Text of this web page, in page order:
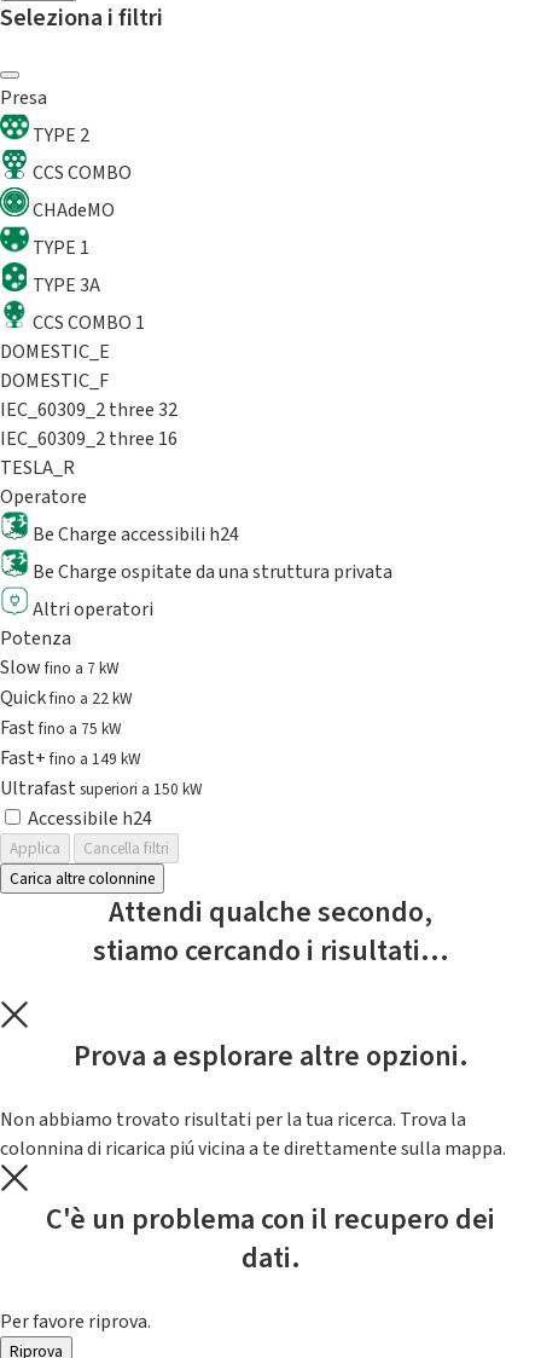
Seleziona i filtri
Presa
TYPE 2
CCS COMBO
CHAdeMO
TYPE 1
TYPE 3A
CCS COMBO 1
DOMESTIC_E
DOMESTIC_F
IEC_60309_2 three 32
IEC_60309_2 three 16
TESLA_R
Operatore
Be Charge accessibili h24
Be Charge ospitate da una struttura privata
Altri operatori
Potenza
Slowfino a 7 kW
Quickfino a 22 kW
Fastfino a 75 kW
Fast+fino a 149 kW
Ultrafast superiori a 150 kW
Accessibile h24
Applica
Cancella filtri
Carica altre colonnine
Attendi qualche secondo,
stiamo cercando i risultati...
Prova a esplorare altre opzioni.
Non abbiamo trovato risultati per la tua ricerca. Trova la
colonnina di ricarica piú vicina a te direttamente sulla mappa.
C'è un problema con il recupero dei
dati.
Per favore riprova.
Riprova